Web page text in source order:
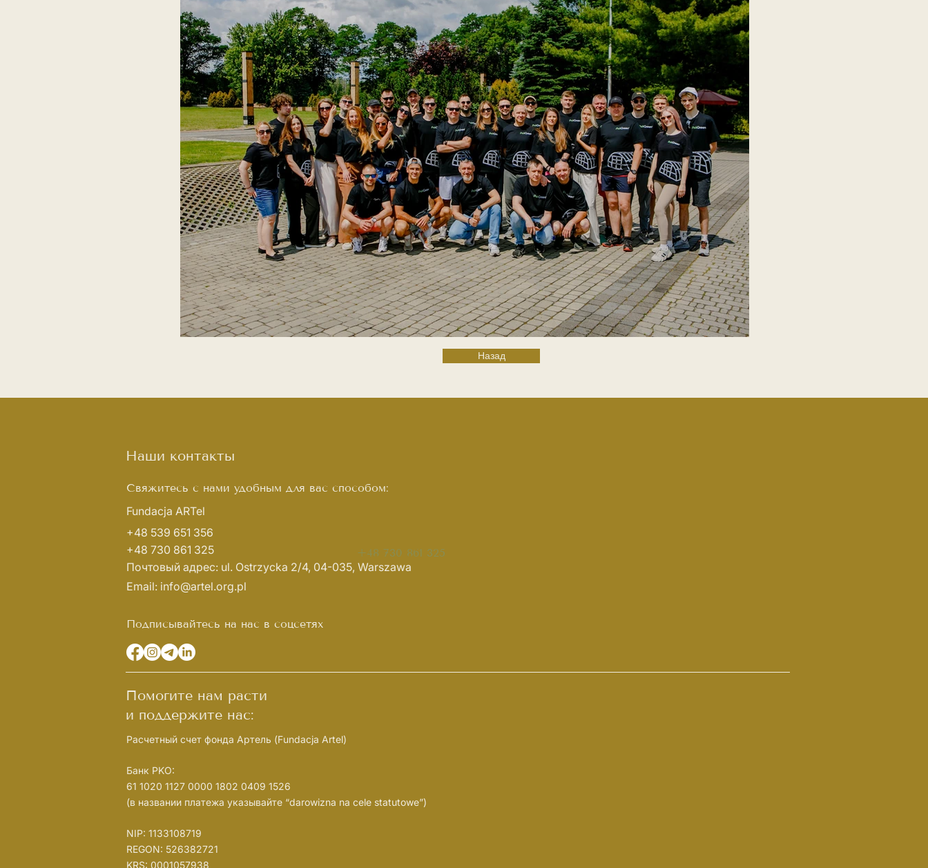
Назад
Наши контакты
Свяжитесь с нами удобным для вас способом:
Fundacja ARTel
+48 539 651 356
+48 730 861 325
Почтовый адрес: ul. Ostrzycka 2/4, 04-035, Warszawa
Email: info@artel.org.pl
Подписывайтесь на нас в соцсетях
Помогите нам расти
и поддержите нас:
Расчетный счет фонда Артель (Fundacja Artel)
Банк PKO:
61 1020 1127 0000 1802 0409 1526
(в названии платежа указывайте “darowizna na cele statutowe”)
NIP: 1133108719
REGON: 526382721
KRS: 0001057938
+48 730 861 325